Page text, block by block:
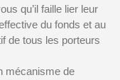
qu’il faille lier leur
du fonds et au
de tous les porteurs
mécanisme de